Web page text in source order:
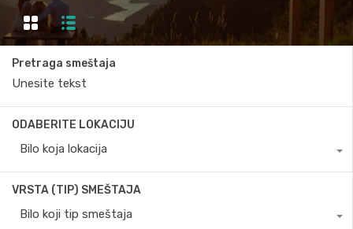
Pretraga smeštaja
ODABERITE LOKACIJU
Bilo koja lokacija
VRSTA (TIP) SMEŠTAJA
Bilo koji tip smeštaja